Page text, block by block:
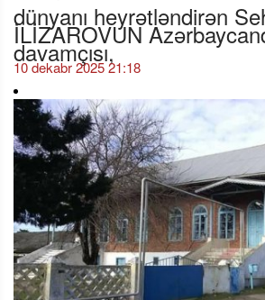
dünyanı heyrətləndirən
İLİZAROVUN
davamçısı,
10 dekabr 2025 21:18